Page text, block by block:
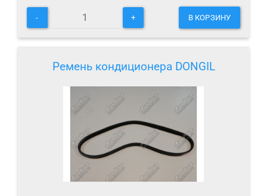
- + В КОРЗИНУ
Ремень кондиционера DONGIL